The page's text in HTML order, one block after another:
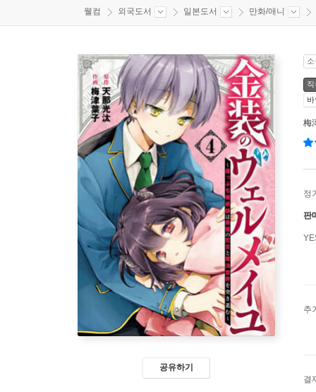
웰컴 외국도서 일본도서 만화/애니
공유하기
梅
정
판
추
결